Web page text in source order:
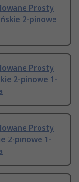
Prosty
2-pinowe
Prosty
2-pinowe 1-
Prosty
2-pinowe 1-